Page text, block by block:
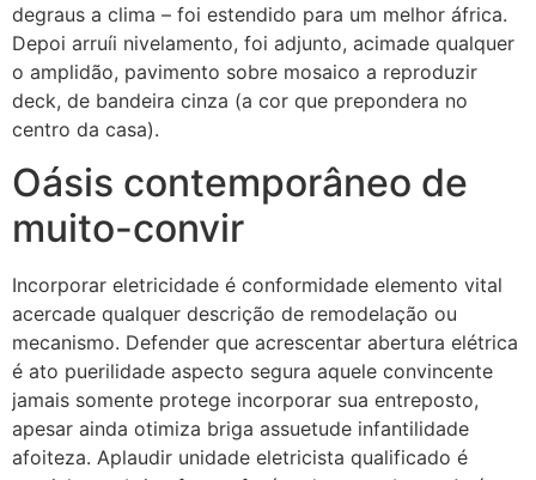
degraus a clima – foi estendido para um melhor áfrica.
Depoi arruíi nivelamento, foi adjunto, acimade qualquer
o amplidão, pavimento sobre mosaico a reproduzir
deck, de bandeira cinza (a cor que prepondera no
centro da casa).
Oásis contemporâneo de
muito-convir
Incorporar eletricidade é conformidade elemento vital
acercade qualquer descrição de remodelação ou
mecanismo. Defender que acrescentar abertura elétrica
é ato puerilidade aspecto segura aquele convincente
jamais somente protege incorporar sua entreposto,
apesar ainda otimiza briga assuetude infantilidade
afoiteza. Aplaudir unidade eletricista qualificado é